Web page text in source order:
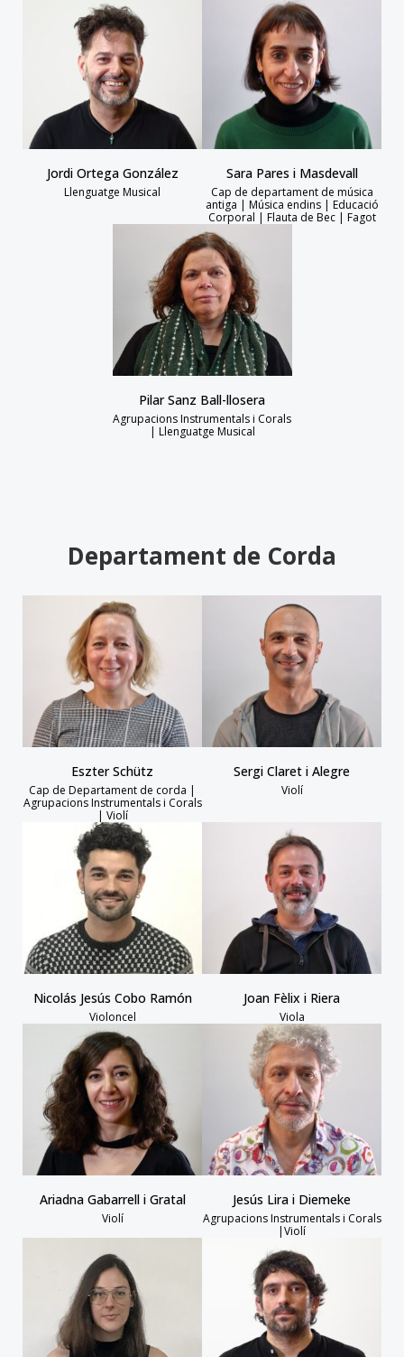
Jordi Ortega González
Llenguatge Musical
Sara Pares i Masdevall
Cap de departament de música
antiga | Música endins | Educació
Corporal | Flauta de Bec | Fagot
Pilar Sanz Ball-llosera
Agrupacions Instrumentals i Corals
| Llenguatge Musical
Departament de Corda
Eszter Schütz
Cap de Departament de corda |
Agrupacions Instrumentals i Corals
| Violí
Sergi Claret i Alegre
Violí
Nicolás Jesús Cobo Ramón
Violoncel
Joan Fèlix i Riera
Viola
Ariadna Gabarrell i Gratal
Violí
Jesús Lira i Diemeke
Agrupacions Instrumentals i Corals
|Violí